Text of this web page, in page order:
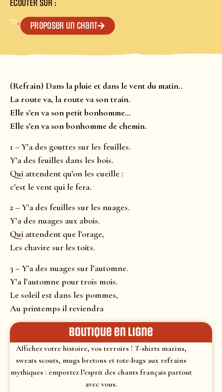
ÉCOUTER SUR :
♡+ Proposer un chant
(Refrain) Dans la pluie et dans le vent du matin..
La route va, la route va son train.
Elle s’en va son petit bonhomme…
Elle s’en va son bonhomme de chemin.
1 – Y’a des gouttes sur les feuilles.
Y’a des feuilles dans les bois.
Qui attendent qu’on les cueille :
c’est le vent qui le fera.
2 – Y’a des feuilles sur les nuages.
Y’a des nuages aux abois.
Qui attendent que l’orage,
Les chavire sur les toits.
3 – Y’a des nuages sur l’automne.
Y’a l’automne pour trois mois.
Le soleil est dans les pommes,
Au printemps il reviendra
Boutique en ligne
Affichez votre histoire, vos terroirs ! T-shirts marins,
sweats scouts, mugs bretons et tote-bags aux refrains
mythiques : emportez l’esprit des chants français partout
avec vous.